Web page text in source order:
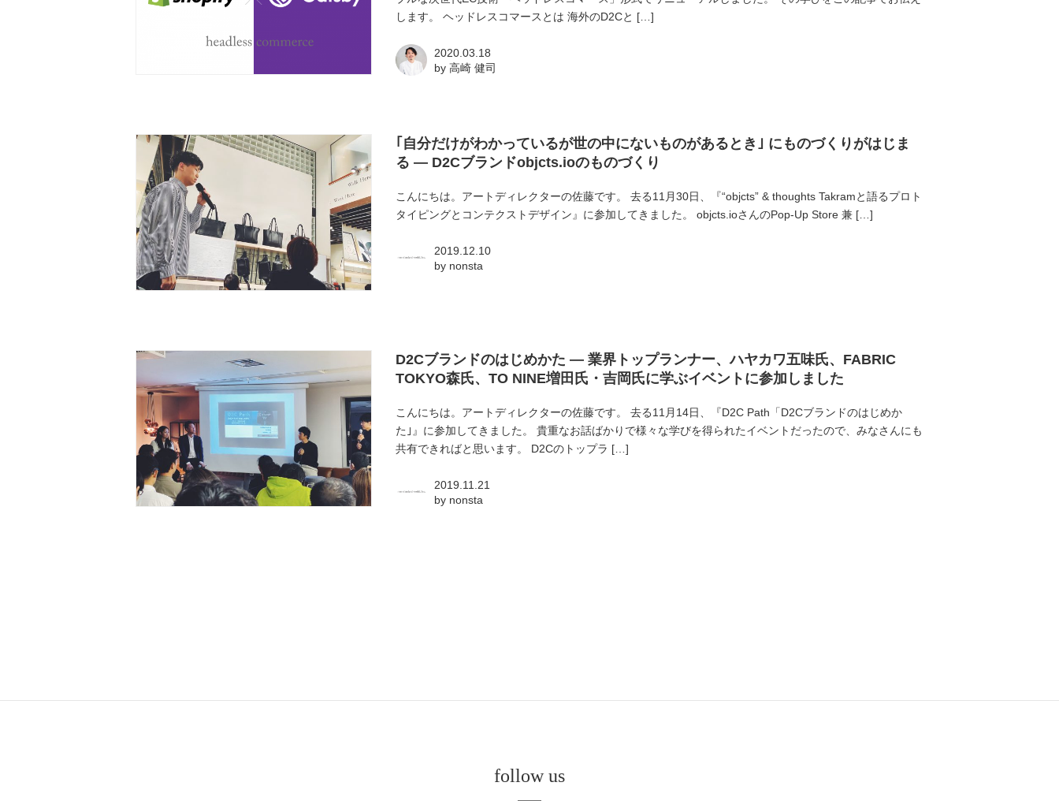
します。 ヘッドレスコマースとは 海外のD2Cと […]
2020.03.18
by 高崎 健司
｢自分だけがわかっているが世の中にないものがあるとき｣ にものづくりがはじま
る — D2Cブランドobjcts.ioのものづくり
こんにちは。アートディレクターの佐藤です。 去る11月30日、『“objcts” & thoughts Takramと語るプロト
タイピングとコンテクストデザイン』に参加してきました。 objcts.ioさんのPop-Up Store 兼 […]
2019.12.10
by nonsta
D2Cブランドのはじめかた — 業界トップランナー、ハヤカワ五味氏、FABRIC
TOKYO森氏、TO NINE増田氏・吉岡氏に学ぶイベントに参加しました
こんにちは。アートディレクターの佐藤です。 去る11月14日、『D2C Path「D2Cブランドのはじめか
た｣』に参加してきました。 貴重なお話ばかりで様々な学びを得られたイベントだったので、みなさんにも
共有できればと思います。 D2Cのトップラ […]
2019.11.21
by nonsta
follow us